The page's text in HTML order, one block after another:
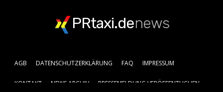
PRtaxi.denews
AGB DATENSCHUTZERKLÄRUNG FAQ IMPRESSUM
KONTAKT NEWS ARCHIV PRESSEMELDUNG VERÖFFENTLICHEN